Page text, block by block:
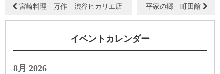
宮崎料理 万作 渋谷ヒカリエ店 平家の郷 町田館
イベントカレンダー
8月 2026